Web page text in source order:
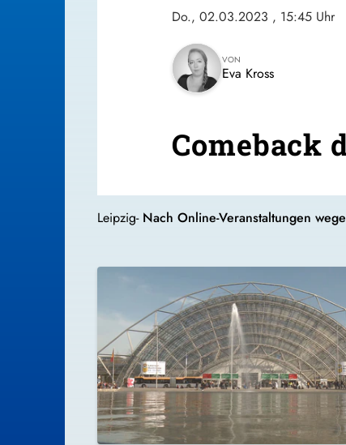
Do., 02.03.2023 , 15:45 Uhr
VON
Eva Kross
Comeback
Leipzig- Nach Online-Veranstaltungen